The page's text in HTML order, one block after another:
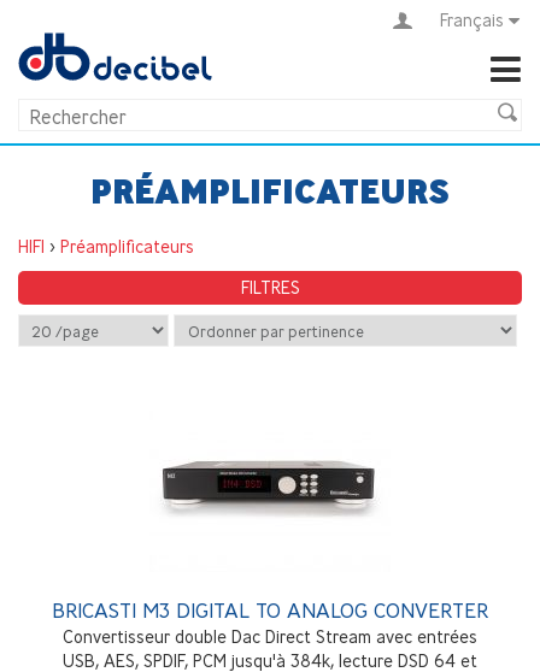
Français
PRÉAMPLIFICATEURS
HIFI > Préamplificateurs
FILTRES
BRICASTI M3 DIGITAL TO ANALOG CONVERTER
Convertisseur double Dac Direct Stream avec entrées
USB, AES, SPDIF, PCM jusqu'à 384k, lecture DSD 64 et